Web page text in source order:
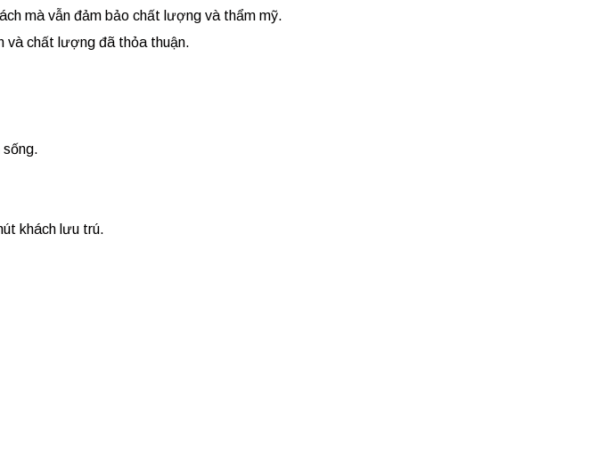
mà vẫn đảm bảo chất lượng và thẩm mỹ.
và chất lượng đã thỏa thuận.
sống.
khách lưu trú.